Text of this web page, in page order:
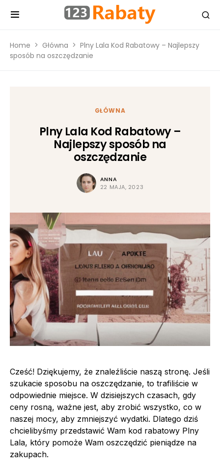
Home Główna
Plny Lala Kod Rabatowy – Najlepszy
sposób na oszczędzanie
GŁÓWNA
Plny Lala Kod Rabatowy –
Najlepszy sposób na
oszczędzanie
ANNA
22 MAJA, 2023
Cześć! Dziękujemy, że znaleźliście naszą stronę. Jeśli
szukacie sposobu na oszczędzanie, to trafiliście w
odpowiednie miejsce. W dzisiejszych czasach, gdy
ceny rosną, ważne jest, aby zrobić wszystko, co w
naszej mocy, aby zmniejszyć wydatki. Dlatego dziś
chcielibyśmy przedstawić Wam kod rabatowy Plny
Lala, który pomoże Wam oszczędzić pieniądze na
zakupach.